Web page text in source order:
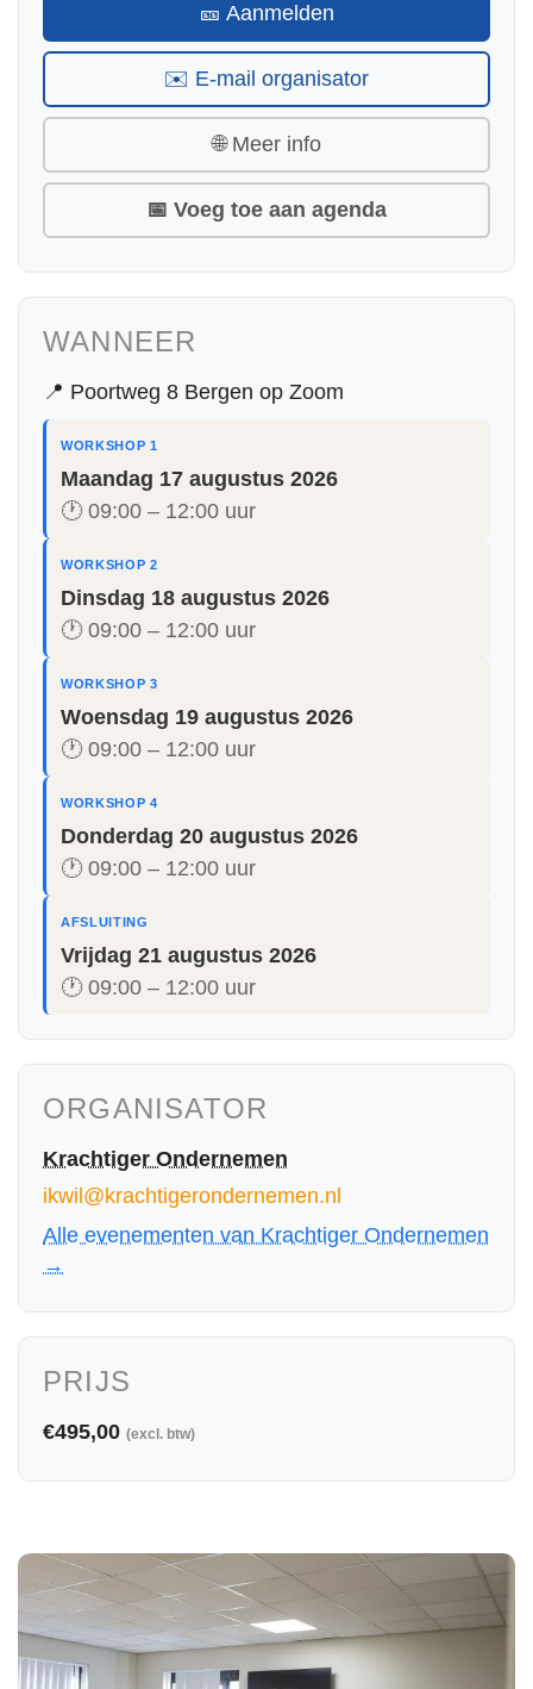
🎫 Aanmelden
✉️ E-mail organisator
🌐 Meer info
📅 Voeg toe aan agenda
WANNEER
📍 Poortweg 8 Bergen op Zoom
WORKSHOP 1
Maandag 17 augustus 2026
🕐 09:00 – 12:00 uur
WORKSHOP 2
Dinsdag 18 augustus 2026
🕐 09:00 – 12:00 uur
WORKSHOP 3
Woensdag 19 augustus 2026
🕐 09:00 – 12:00 uur
WORKSHOP 4
Donderdag 20 augustus 2026
🕐 09:00 – 12:00 uur
AFSLUITING
Vrijdag 21 augustus 2026
🕐 09:00 – 12:00 uur
ORGANISATOR
Krachtiger Ondernemen
ikwil@krachtigerondernemen.nl
Alle evenementen van Krachtiger Ondernemen
→
PRIJS
€495,00 (excl. btw)